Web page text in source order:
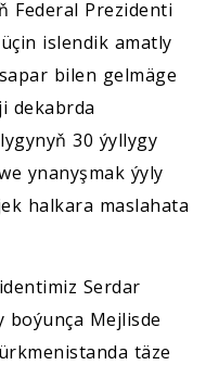
Federal Prezidenti
islendik amatly
bilen gelmäge
dekabrda
30 ýyllygy
ynanyşmak ýyly
halkara maslahata
Serdar
boýunça Mejlisde
täze